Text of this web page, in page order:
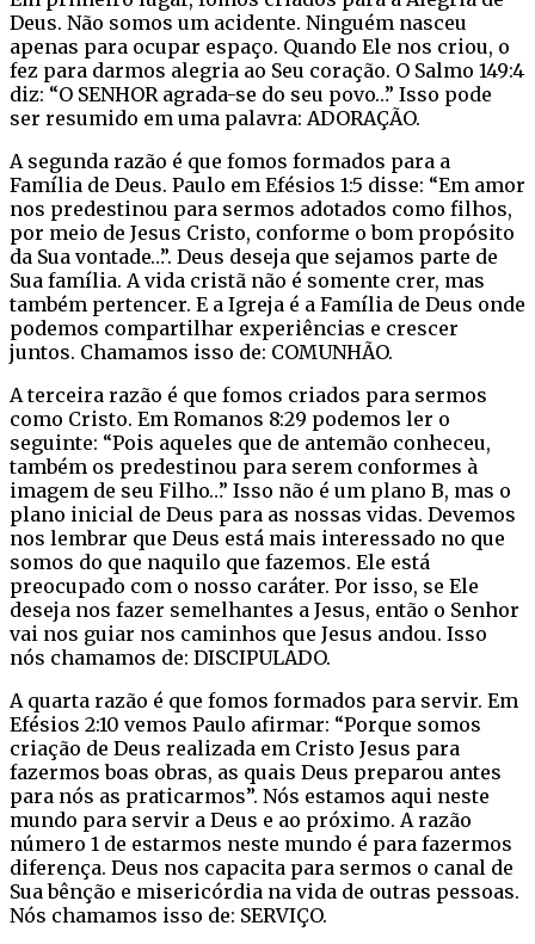
Deus. Não somos um acidente. Ninguém nasceu
apenas para ocupar espaço. Quando Ele nos criou, o
fez para darmos alegria ao Seu coração. O Salmo 149:4
diz: “O SENHOR agrada-se do seu povo…” Isso pode
ser resumido em uma palavra: ADORAÇÃO.
A segunda razão é que fomos formados para a
Família de Deus. Paulo em Efésios 1:5 disse: “Em amor
nos predestinou para sermos adotados como filhos,
por meio de Jesus Cristo, conforme o bom propósito
da Sua vontade…”. Deus deseja que sejamos parte de
Sua família. A vida cristã não é somente crer, mas
também pertencer. E a Igreja é a Família de Deus onde
podemos compartilhar experiências e crescer
juntos. Chamamos isso de: COMUNHÃO.
A terceira razão é que fomos criados para sermos
como Cristo. Em Romanos 8:29 podemos ler o
seguinte: “Pois aqueles que de antemão conheceu,
também os predestinou para serem conformes à
imagem de seu Filho…” Isso não é um plano B, mas o
plano inicial de Deus para as nossas vidas. Devemos
nos lembrar que Deus está mais interessado no que
somos do que naquilo que fazemos. Ele está
preocupado com o nosso caráter. Por isso, se Ele
deseja nos fazer semelhantes a Jesus, então o Senhor
vai nos guiar nos caminhos que Jesus andou. Isso
nós chamamos de: DISCIPULADO.
A quarta razão é que fomos formados para servir. Em
Efésios 2:10 vemos Paulo afirmar: “Porque somos
criação de Deus realizada em Cristo Jesus para
fazermos boas obras, as quais Deus preparou antes
para nós as praticarmos”. Nós estamos aqui neste
mundo para servir a Deus e ao próximo. A razão
número 1 de estarmos neste mundo é para fazermos
diferença. Deus nos capacita para sermos o canal de
Sua bênção e misericórdia na vida de outras pessoas.
Nós chamamos isso de: SERVIÇO.